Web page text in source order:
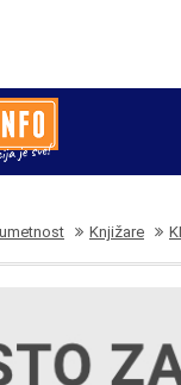
Knjižare